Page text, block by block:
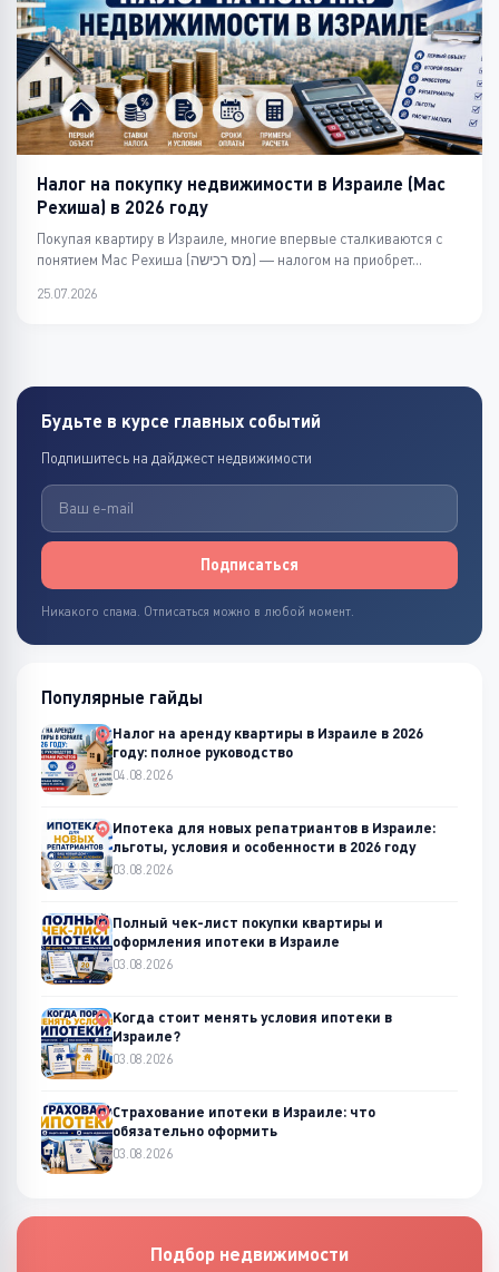
Налог на покупку недвижимости в Израиле (Мас
Рехиша) в 2026 году
Покупая квартиру в Израиле, многие впервые сталкиваются с
понятием Мас Рехиша (מס רכישה) — налогом на приобрет...
25.07.2026
Будьте в курсе главных событий
Подпишитесь на дайджест недвижимости
Подписаться
Никакого спама. Отписаться можно в любой момент.
Популярные гайды
Налог на аренду квартиры в Израиле в 2026
году: полное руководство
04.08.2026
Ипотека для новых репатриантов в Израиле:
льготы, условия и особенности в 2026 году
03.08.2026
Полный чек-лист покупки квартиры и
оформления ипотеки в Израиле
03.08.2026
Когда стоит менять условия ипотеки в
Израиле?
03.08.2026
Страхование ипотеки в Израиле: что
обязательно оформить
03.08.2026
Подбор недвижимости